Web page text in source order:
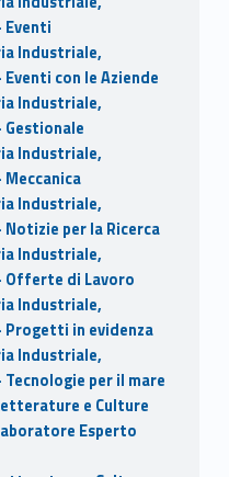
Eventi
Industriale,
con le Aziende
Industriale,
Gestionale
Industriale,
Industriale,
per la Ricerca
Industriale,
Offerte di Lavoro
Industriale,
Progetti in evidenza
Industriale,
per il mare
e Culture
Esperto